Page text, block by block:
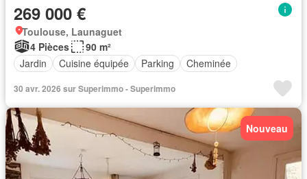
269 000 €
Toulouse, Launaguet
4 Pièces
90 m²
Jardin
Cuisine équipée Parking Cheminée
30 avr. 2026 sur Superimmo - Superimmo
Nouveau